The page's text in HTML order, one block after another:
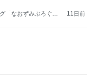
「なおずみぶろぐ」
11日前